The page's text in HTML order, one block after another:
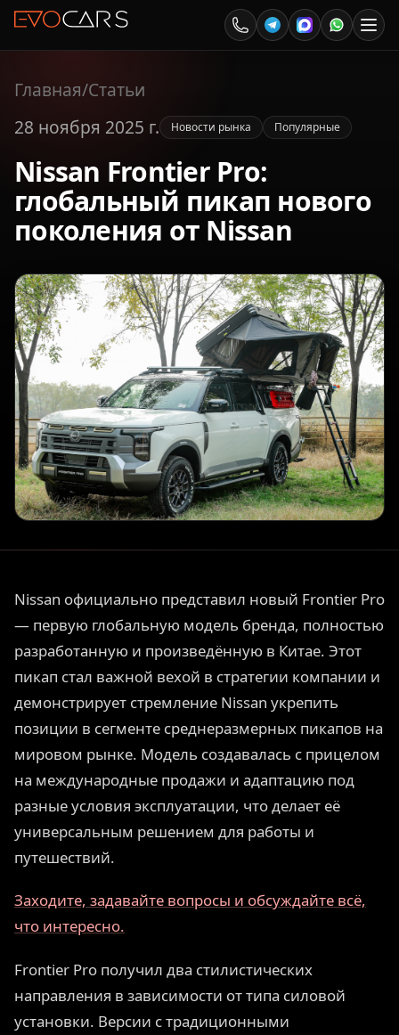
Главная/Статьи
28 ноября 2025 г.
Новости рынка Популярные
Nissan Frontier Pro:
глобальный пикап нового
поколения от Nissan
Nissan официально представил новый Frontier Pro
— первую глобальную модель бренда, полностью
разработанную и произведённую в Китае. Этот
пикап стал важной вехой в стратегии компании и
демонстрирует стремление Nissan укрепить
позиции в сегменте среднеразмерных пикапов на
мировом рынке. Модель создавалась с прицелом
на международные продажи и адаптацию под
разные условия эксплуатации, что делает её
универсальным решением для работы и
путешествий.
Заходите, задавайте вопросы и обсуждайте всё,
что интересно.
Frontier Pro получил два стилистических
направления в зависимости от типа силовой
установки. Версии с традиционными